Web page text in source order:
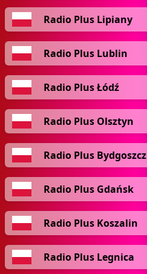
Radio Plus Lipiany
Radio Plus Lublin
Radio Plus Łódź
Radio Plus Olsztyn
Radio Plus Bydgoszcz
Radio Plus Gdańsk
Radio Plus Koszalin
Radio Plus Legnica